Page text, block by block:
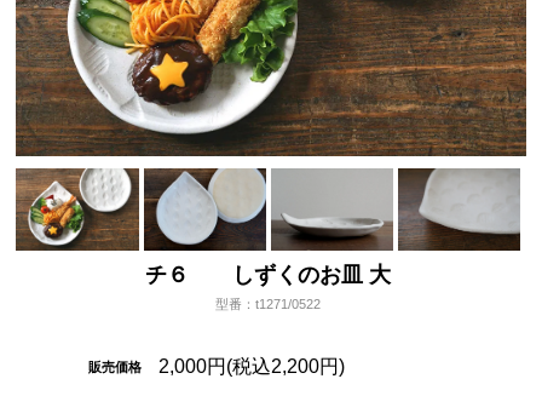
チ６ しずくのお皿 大
型番：t1271/0522
販売価格 2,000円(税込2,200円)